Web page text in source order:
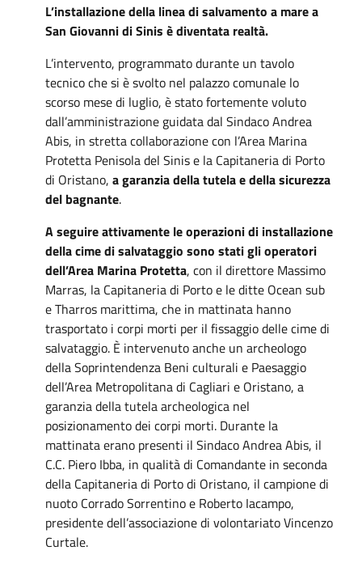
L’installazione della linea di salvamento a mare a
San Giovanni di Sinis è diventata realtà.
L’intervento, programmato durante un tavolo
tecnico che si è svolto nel palazzo comunale lo
scorso mese di luglio, è stato fortemente voluto
dall’amministrazione guidata dal Sindaco Andrea
Abis, in stretta collaborazione con l’Area Marina
Protetta Penisola del Sinis e la Capitaneria di Porto
di Oristano, a garanzia della tutela e della sicurezza
del bagnante.
A seguire attivamente le operazioni di installazione
della cime di salvataggio sono stati gli operatori
dell’Area Marina Protetta, con il direttore Massimo
Marras, la Capitaneria di Porto e le ditte Ocean sub
e Tharros marittima, che in mattinata hanno
trasportato i corpi morti per il fissaggio delle cime di
salvataggio. È intervenuto anche un archeologo
della Soprintendenza Beni culturali e Paesaggio
dell’Area Metropolitana di Cagliari e Oristano, a
garanzia della tutela archeologica nel
posizionamento dei corpi morti. Durante la
mattinata erano presenti il Sindaco Andrea Abis, il
C.C. Piero Ibba, in qualità di Comandante in seconda
della Capitaneria di Porto di Oristano, il campione di
nuoto Corrado Sorrentino e Roberto Iacampo,
presidente dell’associazione di volontariato Vincenzo
Curtale.